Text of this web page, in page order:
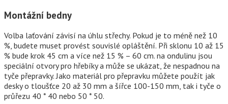
Montážní bedny
Volba laťování závisí na úhlu střechy. Pokud je to méně než 10
%, budete muset provést souvislé opláštění. Při sklonu 10 až 15
% bude krok 45 cm a více než 15 % – 60 cm. na ondulinu jsou
speciální otvory pro hřebíky a může se ukázat, že nespadnou na
tyče přepravky. Jako materiál pro přepravku můžete použít jak
desky o tloušťce 20 až 30 mm a šířce 100-150 mm, tak i tyče o
průřezu 40 * 40 nebo 50 * 50.